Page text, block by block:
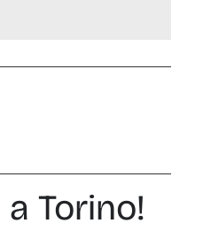
Torino!